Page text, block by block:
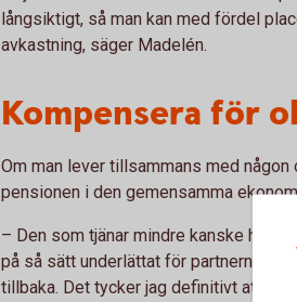
långsiktigt, så man kan med fördel
avkastning, säger Madelén.
Kompensera för
Om man lever tillsammans med
pensionen i den gemensamma
– Den som tjänar mindre kanske har
på så sätt underlättat för partnern att
tillbaka. Det tycker jag definitivt att